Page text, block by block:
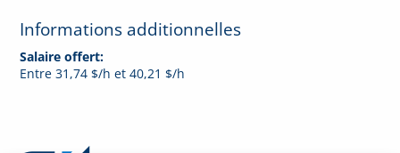
Informations additionnelles
Salaire offert:
Entre 31,74 $/h et 40,21 $/h